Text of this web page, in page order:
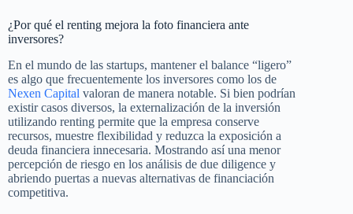
¿Por qué el renting mejora la foto financiera ante
inversores?
En el mundo de las startups, mantener el balance “ligero”
es algo que frecuentemente los inversores como los de
Nexen Capital valoran de manera notable. Si bien podrían
existir casos diversos, la externalización de la inversión
utilizando renting permite que la empresa conserve
recursos, muestre flexibilidad y reduzca la exposición a
deuda financiera innecesaria. Mostrando así una menor
percepción de riesgo en los análisis de due diligence y
abriendo puertas a nuevas alternativas de financiación
competitiva.